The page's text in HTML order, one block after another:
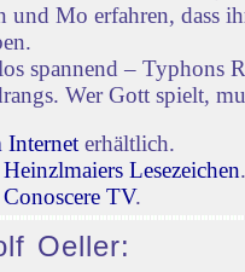
Mo erfahren, dass
spannend – Typhons
Wer Gott spielt,
Internet erhältlich.
Heinzlmaiers Lesezeichen.
Conoscere TV.
Oeller: